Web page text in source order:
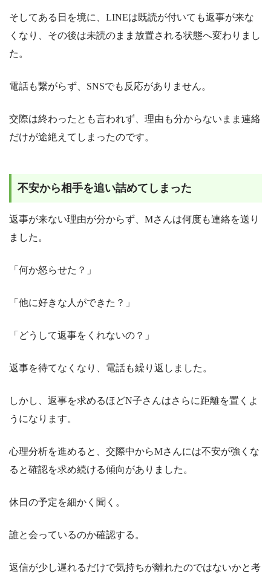
そしてある日を境に、LINEは既読が付いても返事が来な
くなり、その後は未読のまま放置される状態へ変わりまし
た。
電話も繋がらず、SNSでも反応がありません。
交際は終わったとも言われず、理由も分からないまま連絡
だけが途絶えてしまったのです。
不安から相手を追い詰めてしまった
返事が来ない理由が分からず、Mさんは何度も連絡を送り
ました。
「何か怒らせた？」
「他に好きな人ができた？」
「どうして返事をくれないの？」
返事を待てなくなり、電話も繰り返しました。
しかし、返事を求めるほどN子さんはさらに距離を置くよ
うになります。
心理分析を進めると、交際中からMさんには不安が強くな
ると確認を求め続ける傾向がありました。
休日の予定を細かく聞く。
誰と会っているのか確認する。
返信が少し遅れるだけで気持ちが離れたのではないかと考